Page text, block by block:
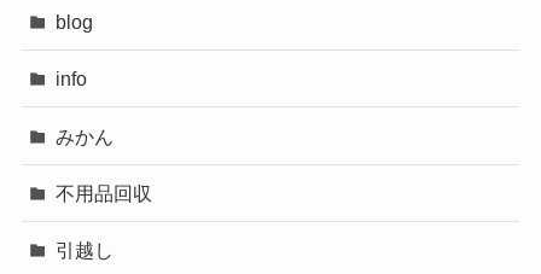
blog
info
みかん
不用品回収
引越し